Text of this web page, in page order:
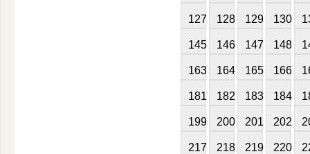
127 128 129 130
145 146 147 148
163 164 165 166
181 182 183 184
199 200 201 202
217 218 219 220